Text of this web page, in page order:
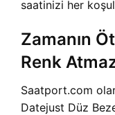
saatinizi her
Zamanın
Renk
Saatport.com
Datejust Düz